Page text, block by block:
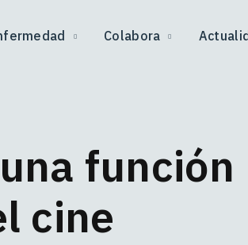
Colabora
función
cine